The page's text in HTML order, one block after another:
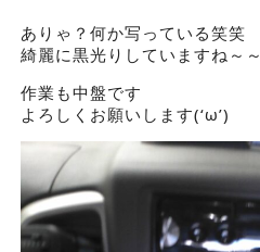
ありゃ？何か写っている笑笑
綺麗に黒光りしていますね～～
作業も中盤です
よろしくお願いします(‘ω’)